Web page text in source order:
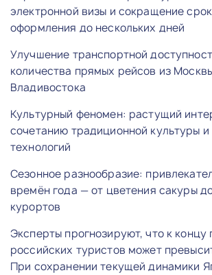
электронной визы и сокращение
оформления до нескольких дней
Улучшение транспортной
количества прямых рейсов из
Владивостока
Культурный феномен: растущий
сочетанию традиционной культуры
технологий
Сезонное разнообразие:
времён года — от цветения сакуры
курортов
Эксперты прогнозируют, что к концу
российских туристов может
При сохранении текущей динамики